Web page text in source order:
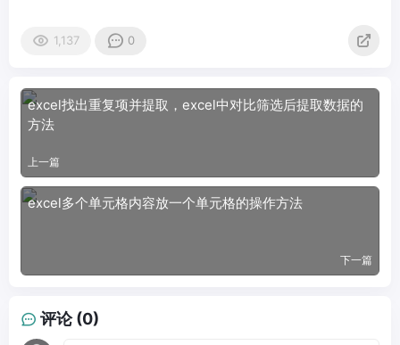
1,137 0
excel找出重复项并提取，excel中对比筛选后提取数据的
方法
上一篇
excel多个单元格内容放一个单元格的操作方法
下一篇
评论 (0)